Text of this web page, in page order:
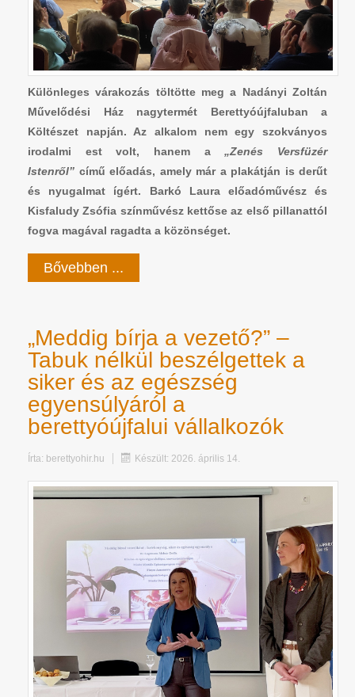
Különleges várakozás töltötte meg a Nadányi Zoltán
Művelődési Ház nagytermét Berettyóújfaluban a
Költészet napján. Az alkalom nem egy szokványos
irodalmi est volt, hanem a„Zenés Versfüzér
Istenről” című előadás, amely már a plakátján is derűt
és nyugalmat ígért. Barkó Laura előadóművész és
Kisfaludy Zsófia színművész kettőse az első pillanattól
fogva magával ragadta a közönséget.
Bővebben ...
„Meddig bírja a vezető?” –
Tabuk nélkül beszélgettek a
siker és az egészség
egyensúlyáról a
berettyóújfalui vállalkozók
Írta: berettyohir.hu Készült: 2026. április 14.